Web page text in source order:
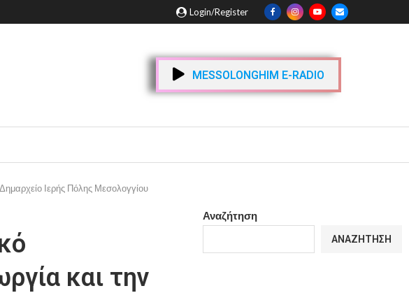
Login/Register
MESSOLONGHIM E-RADIO
Ιερής Πόλης Μεσολογγίου
και την
Αναζήτηση
ΑΝΑΖΉΤΗΣΗ